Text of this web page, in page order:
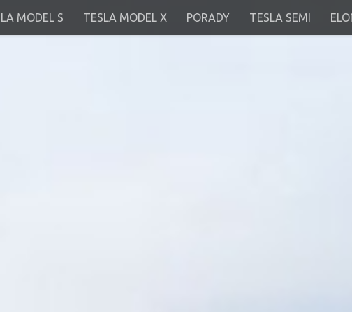
MODEL S TESLA MODEL X PORADY TESLA SEMI